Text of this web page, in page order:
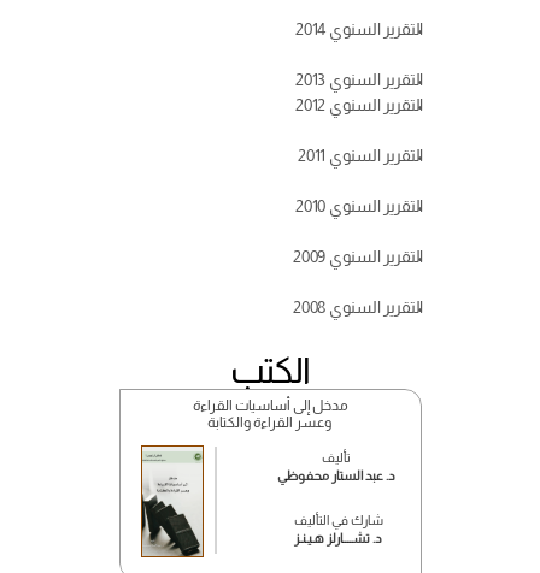
التقرير السنوي 2014
التقرير السنوي 2013
التقرير السنوي 2012
التقرير السنوي 2011
التقرير السنوي 2010
التقرير السنوي 2009
التقرير السنوي 2008
الكتب
مدخل إلى أساسيات القراءة
وعسر القراءة والكتابة
تأليف
د. عبد الستار محفوظي
شارك في التأليف
د. تشــــارلز هـيـنـز